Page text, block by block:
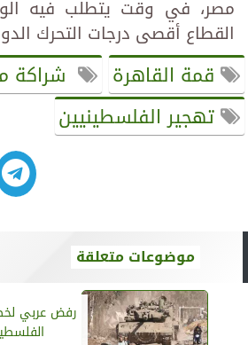
مصر، في وقت يتطلب فيه
القطاع أقصى درجات التحرك
قمة القاهرة
شراكة
تهجير الفلسطينيين
موضوعات متعلقة
رفض عربي